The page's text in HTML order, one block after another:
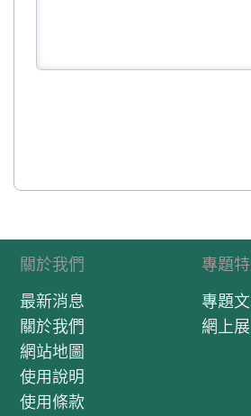
關於我們
最新消息
關於我們
網站地圖
使用說明
使用條款
專題
專題
網上